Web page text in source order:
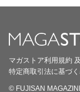
マガストア利用規約
特定商取引法に基づ
© FUJISAN